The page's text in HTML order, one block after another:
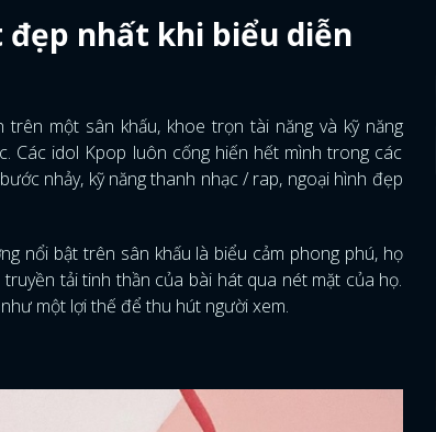
đẹp nhất khi biểu diễn
một sân khấu, khoe trọn tài năng và kỹ năng
Các idol Kpop luôn cống hiến hết mình trong các
nhảy, kỹ năng thanh nhạc / rap, ngoại hình đẹp
nổi bật trên sân khấu là biểu cảm phong phú, họ
tải tinh thần của bài hát qua nét mặt của họ.
một lợi thế để thu hút người xem.